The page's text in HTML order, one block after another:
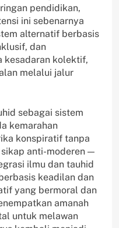
pendidikan,
ini sebenarnya
alternatif berbasis
dan
kesadaran kolektif,
melalui jalur
sebagai sistem
kemarahan
konspiratif tanpa
anti-moderen —
ilmu dan tauhid
keadilan dan
yang bermoral dan
amanah
untuk melawan